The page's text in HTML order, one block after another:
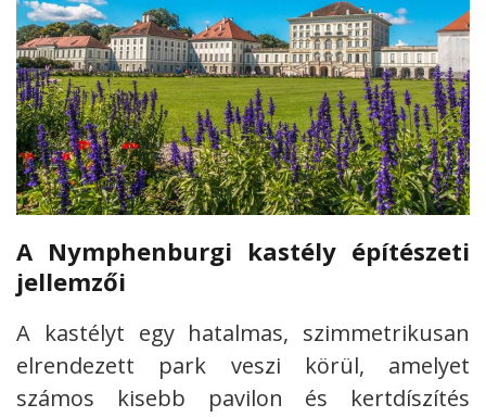
A Nymphenburgi kastély építészeti
jellemzői
A kastélyt egy hatalmas, szimmetrikusan
elrendezett park veszi körül, amelyet
számos kisebb pavilon és kertdíszítés